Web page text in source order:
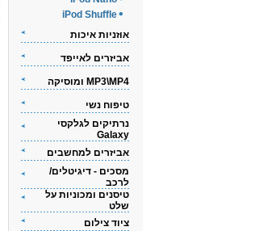
iPod Shuffle
אוזניות איכות
אביזרים לאייפד
MP3\MP4 ומוסיקה
טיפוח נשי
נרתיקים לגלקסי
Galaxy
אביזרים למחשבים
מסכים - דיגיטלים/
לרכב
טיסנים ומכוניות על
שלט
ציוד צילום